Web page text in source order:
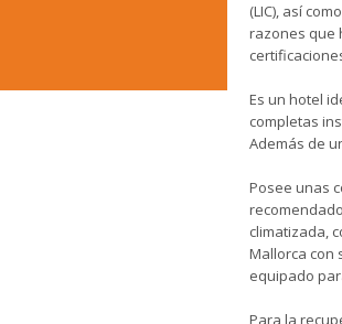
(LIC), así
razones que
Es un hotel
completas
Además de
Posee unas
climatizada,
Mallorca con
equipado
Para la